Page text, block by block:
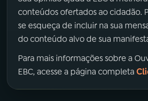
conteúdos ofertados ao cidadão.
se esqueça de incluir na sua
do conteúdo alvo de sua
Para mais informações sobre a
EBC, acesse a página completa